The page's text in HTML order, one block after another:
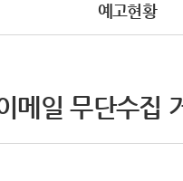
예고현황
메일 무단수집